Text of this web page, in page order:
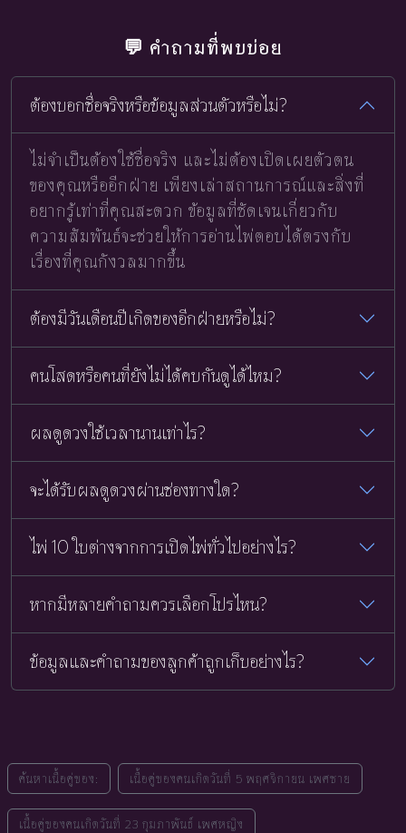
💬 คำถามที่พบบ่อย
ต้องบอกชื่อจริงหรือข้อมูลส่วนตัวหรือไม่?
ไม่จำเป็นต้องใช้ชื่อจริง และไม่ต้องเปิดเผยตัวตน
ของคุณหรืออีกฝ่าย เพียงเล่าสถานการณ์และสิ่งที่
อยากรู้เท่าที่คุณสะดวก ข้อมูลที่ชัดเจนเกี่ยวกับ
ความสัมพันธ์จะช่วยให้การอ่านไพ่ตอบได้ตรงกับ
เรื่องที่คุณกังวลมากขึ้น
ต้องมีวันเดือนปีเกิดของอีกฝ่ายหรือไม่?
คนโสดหรือคนที่ยังไม่ได้คบกันดูได้ไหม?
ผลดูดวงใช้เวลานานเท่าไร?
จะได้รับผลดูดวงผ่านช่องทางใด?
ไพ่ 10 ใบต่างจากการเปิดไพ่ทั่วไปอย่างไร?
หากมีหลายคำถามควรเลือกโปรไหน?
ข้อมูลและคำถามของลูกค้าถูกเก็บอย่างไร?
ค้นหาเนื้อคู่ของ: เนื้อคู่ของคนเกิดวันที่ 5 พฤศจิกายน เพศชาย
เนื้อคู่ของคนเกิดวันที่ 23 กุมภาพันธ์ เพศหญิง